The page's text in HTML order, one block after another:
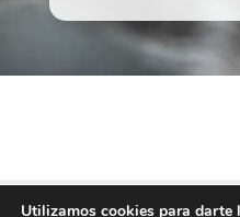
Utilizamos cookies para darte